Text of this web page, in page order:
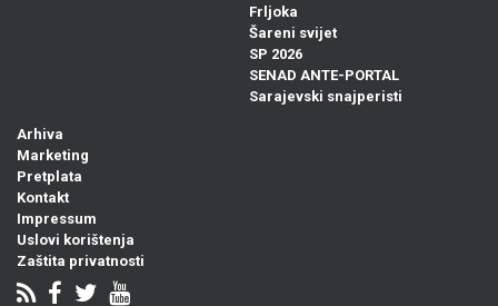
Frljoka
Šareni svijet
SP 2026
SENAD ANTE-PORTAL
Sarajevski snajperisti
Arhiva
Marketing
Pretplata
Kontakt
Impressum
Uslovi korištenja
Zaštita privatnosti